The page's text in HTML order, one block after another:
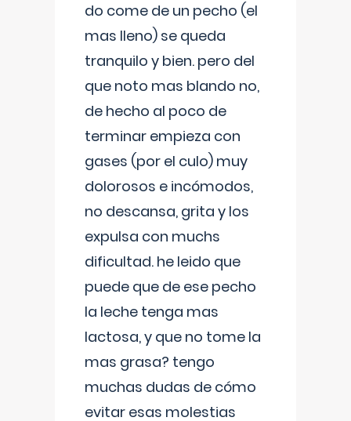
do come de un pecho (el
mas lleno) se queda
tranquilo y bien. pero del
que noto mas blando no,
de hecho al poco de
terminar empieza con
gases (por el culo) muy
dolorosos e incómodos,
no descansa, grita y los
expulsa con muchs
dificultad. he leido que
puede que de ese pecho
la leche tenga mas
lactosa, y que no tome la
mas grasa? tengo
muchas dudas de cómo
evitar esas molestias